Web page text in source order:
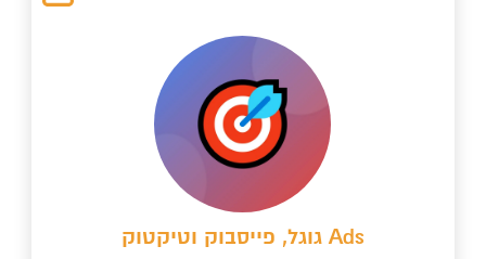
גוגל, פייסבוק וטיקטוק Ads